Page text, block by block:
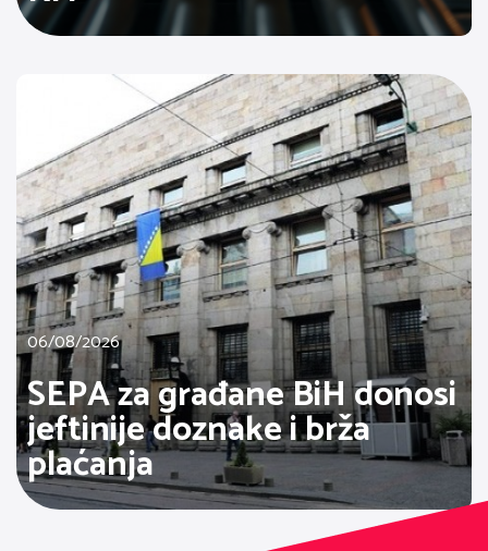
06/08/2026
SEPA za građane BiH donosi
jeftinije doznake i brža
plaćanja